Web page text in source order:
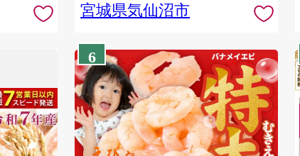
宮城県気仙沼市
6